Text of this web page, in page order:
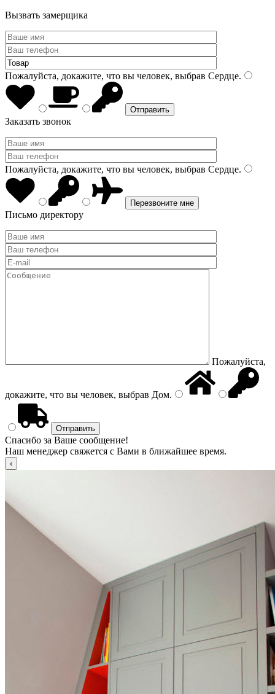
Вызвать замерщика
Пожалуйста, докажите, что вы человек, выбрав Сердце.
Заказать звонок
Пожалуйста, докажите, что вы человек, выбрав Сердце.
Письмо директору
Пожалуйста,
докажите, что вы человек, выбрав Дом.
Спасибо за Ваше сообщение!
Наш менеджер свяжется с Вами в ближайшее время.